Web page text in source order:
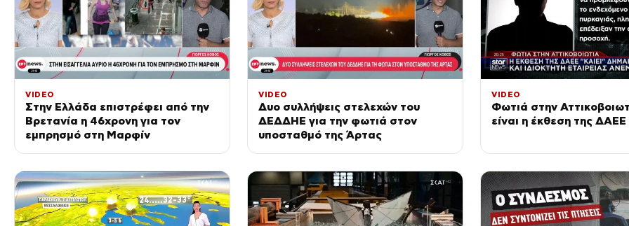
VIDEO
Στην Ελλάδα επιστρέφει από την
Βρετανία η 46χρονη για τον
εμπρησμό στη Μαρφίν
VIDEO
Δυο συλλήψεις στελεχών του
ΔΕΔΔΗΕ για την φωτιά στον
υποσταθμό της Άρτας
VIDEO
Φωτιά στην
είναι η έκθεση της ΔΑΕΕ